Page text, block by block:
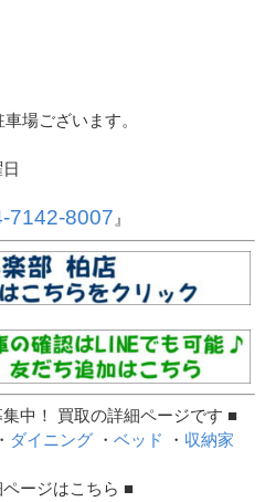
場ございます。
7142-8007 』
中！ 買取の詳細ページです ■
ダイニング ・ベッド ・ 収納家
ージはこちら ■